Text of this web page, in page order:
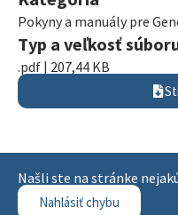
Pokyny a manuály pre
Typ a veľkosť
.pdf | 207,44 KB
Našli ste na stránke
Nahlásiť chybu